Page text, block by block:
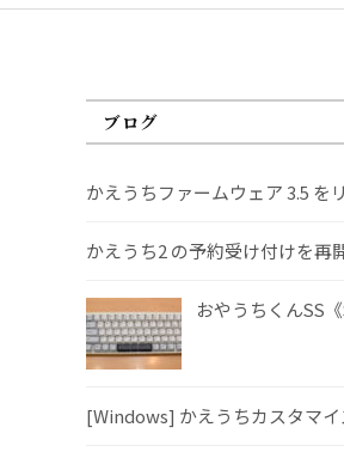
ブログ
かえうちファームウェア 3.5 を
かえうち2 の予約受け付けを再
おやうちくんSS
[Windows] かえうちカスタマイ